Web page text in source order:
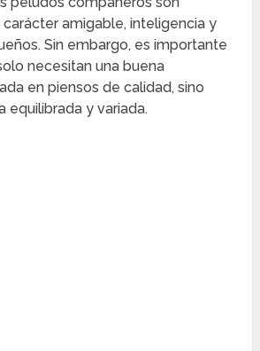
amigable, inteligencia y
Sin embargo, es importante
necesitan una buena
en piensos de calidad, sino
equilibrada y variada.